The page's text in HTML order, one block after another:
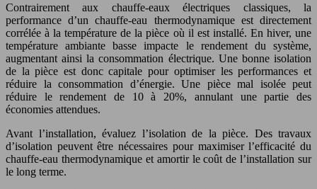
Contrairement aux chauffe-eaux électriques classiques, la
performance d’un chauffe-eau thermodynamique est directement
corrélée à la température de la pièce où il est installé. En hiver, une
température ambiante basse impacte le rendement du système,
augmentant ainsi la consommation électrique. Une bonne isolation
de la pièce est donc capitale pour optimiser les performances et
réduire la consommation d’énergie. Une pièce mal isolée peut
réduire le rendement de 10 à 20%, annulant une partie des
économies attendues.
Avant l’installation, évaluez l’isolation de la pièce. Des travaux
d’isolation peuvent être nécessaires pour maximiser l’efficacité du
chauffe-eau thermodynamique et amortir le coût de l’installation sur
le long terme.